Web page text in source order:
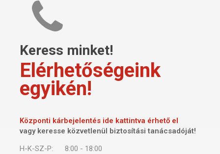
Keress minket!
Elérhetőségeink
egyikén!
Központi kárbejelentés ide kattintva érhető el
vagy keresse közvetlenül biztosítási tanácsadóját!
H-K-SZ-P:
8:00 - 18:00